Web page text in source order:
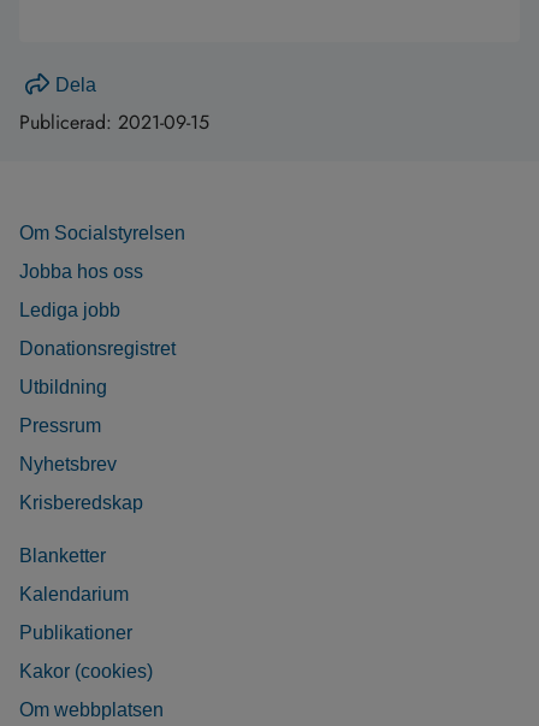
Dela
Publicerad: 2021-09-15
Om Socialstyrelsen
Jobba hos oss
Lediga jobb
Donationsregistret
Utbildning
Pressrum
Nyhetsbrev
Krisberedskap
Blanketter
Kalendarium
Publikationer
Kakor (cookies)
Om webbplatsen